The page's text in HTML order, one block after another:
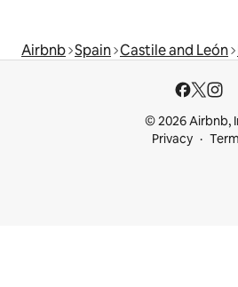
Airbnb Spain Castile and León
© 2026 Airbnb,
Privacy